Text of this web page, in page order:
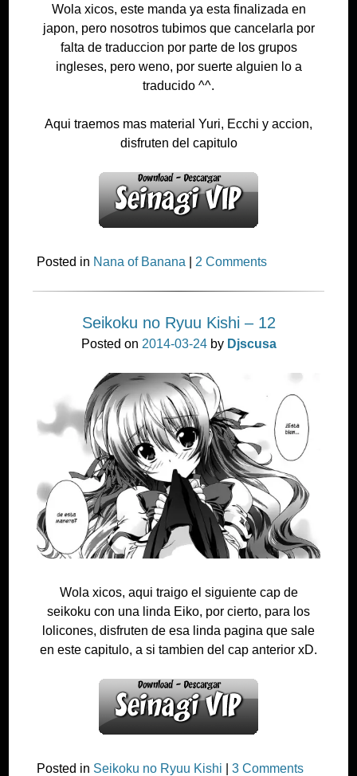
Wola xicos, este manda ya esta finalizada en
japon, pero nosotros tubimos que cancelarla por
falta de traduccion por parte de los grupos
ingleses, pero weno, por suerte alguien lo a
traducido ^^.
Aqui traemos mas material Yuri, Ecchi y accion,
disfruten del capitulo
Posted in Nana of Banana 2 Comments
Seikoku no Ryuu Kishi – 12
Posted on 2014-03-24by Djscusa
Wola xicos, aqui traigo el siguiente cap de
seikoku con una linda Eiko, por cierto, para los
lolicones, disfruten de esa linda pagina que sale
en este capitulo, a si tambien del cap anterior xD.
Posted in Seikoku no Ryuu Kishi |3 Comments